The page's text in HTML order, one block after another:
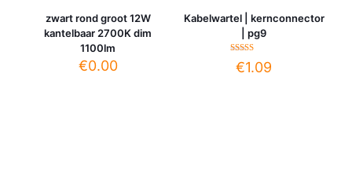
zwart rond groot 12W
kantelbaar 2700K dim
1100lm
€0.00
Kabelwartel | kernconnector
| pg9
Gewaardeerd
4.00
€1.09